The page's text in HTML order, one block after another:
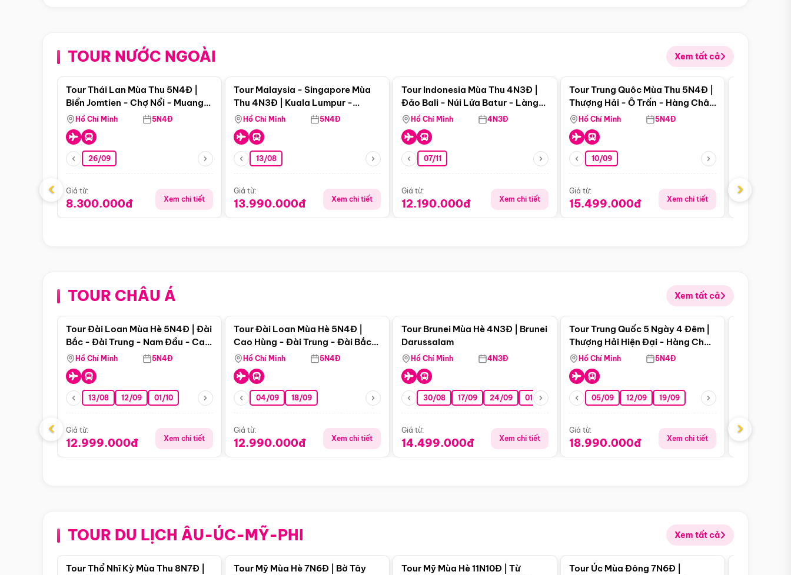
TOUR NƯỚC NGOÀI Xem tất cả
Điểm nổi bật
Tour Thái Lan Mùa Thu 5N4Đ |
Biển Jomtien - Chợ Nổi - Muang
Boran - Suanthai
Hồ Chí Minh 5N4Đ
26/09
Giá từ:
8.300.000đ Xem chi tiết
Tour Malaysia - Singapore Mùa
Thu 4N3Đ | Kuala Lumpur -
Malacca - Johor Baru -
Singapore
Hồ Chí Minh 5N4Đ
13/08
Giá từ:
13.990.000đ Xem chi tiết
Tour Indonesia Mùa Thu 4N3Đ |
Đảo Bali - Núi Lửa Batur - Làng
Penglipuran
Hồ Chí Minh 4N3Đ
07/11
Giá từ:
12.190.000đ Xem chi tiết
Điểm nổi bật
Tour Trung Quôc Mùa Thu 5N4Đ |
Thượng Hải - Ô Trấn - Hàng Châu
(Tour Không Shopping)
Hồ Chí Minh 5N4Đ
10/09
Giá từ:
15.499.000đ Xem chi tiết
Giá từ:
‹ ›
TOUR CHÂU Á Xem tất cả
Điểm nổi bật
Tour Đài Loan Mùa Hè 5N4Đ | Đài
Bắc - Đài Trung - Nam Đầu - Cao
Hùng ( Bay Vn)
Hồ Chí Minh 5N4Đ
13/08 12/09 01/10
Giá từ:
12.999.000đ Xem chi tiết
Tour Đài Loan Mùa Hè 5N4Đ |
Cao Hùng - Đài Trung - Đài Bắc
(Bay Vj)
Hồ Chí Minh 5N4Đ
04/09 18/09
Giá từ:
12.990.000đ Xem chi tiết
Tour Brunei Mùa Hè 4N3Đ | Brunei
Darussalam
Hồ Chí Minh 4N3Đ
30/08 17/09 24/09 01/10 15/10 29/10
Giá từ:
14.499.000đ Xem chi tiết
Điểm nổi bật
Tour Trung Quốc 5 Ngày 4 Đêm |
Thượng Hải Hiện Đại - Hàng Châu
Nên Thơ - Ô Trấn Cổ Kính
Hồ Chí Minh 5N4Đ
05/09 12/09 19/09
Giá từ:
18.990.000đ Xem chi tiết
Giá từ:
‹ ›
TOUR DU LỊCH ÂU-ÚC-MỸ-PHI Xem tất cả
Điểm nổi bật
Tour Thổ Nhĩ Kỳ Mùa Thu 8N7Đ |
Tour Mỹ Mùa Hè 7N6Đ | Bờ Tây
Tour Mỹ Mùa Hè 11N10Đ | Từ
Điểm nổi bật
Tour Úc Mùa Đông 7N6Đ |